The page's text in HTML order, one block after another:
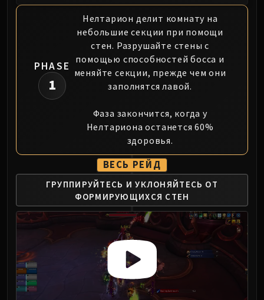
Queen Ansurek
FIRELANDS
Shannox
Lord Rhyolith
Beth'tilac
Alysrazor
Majordomo Staghelm
Ragnaros
FIRELANDS
Conclave of Wind
Al'akir
Omnotron Defense System
Magmaw
Atramedes
Chimaeron
Maloriak
Nefarian
Halfus Wyrmbreaker
PHASE
1
Нелтарион делит комнату на
небольшие секции при помощи
стен. Разрушайте стены с
помощью способностей босса и
меняйте секции, прежде чем они
заполнятся лавой.
Фаза закончится, когда у
Нелтариона останется 60%
здоровья.
ВЕСЬ РЕЙД
ГРУППИРУЙТЕСЬ И УКЛОНЯЙТЕСЬ ОТ
ФОРМИРУЮЩИХСЯ СТЕН